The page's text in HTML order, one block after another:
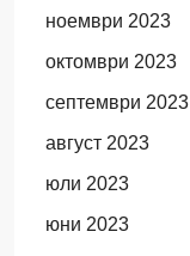
ноември 2023
октомври 2023
септември 2023
август 2023
юли 2023
юни 2023